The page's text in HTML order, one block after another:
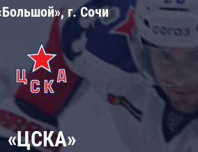
г. Сочи
«ЦСКА»